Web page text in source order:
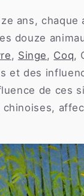
ans, chaque
douze
, Singe , Coq,
et des
de ces